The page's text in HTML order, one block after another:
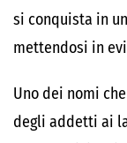
si conquista in
mettendosi in
Uno dei nomi
degli addetti ai